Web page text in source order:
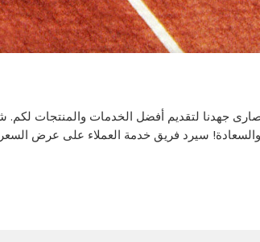
جهدنا لتقديم أفضل الخدمات والمنتجات لكم.
سيرد فريق خدمة العملاء على عرض السعر